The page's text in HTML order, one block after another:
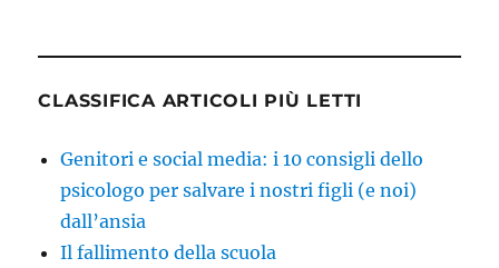
CLASSIFICA ARTICOLI PIÙ LETTI
Genitori e social media: i 10 consigli dello
psicologo per salvare i nostri figli (e noi)
dall’ansia
Il fallimento della scuola